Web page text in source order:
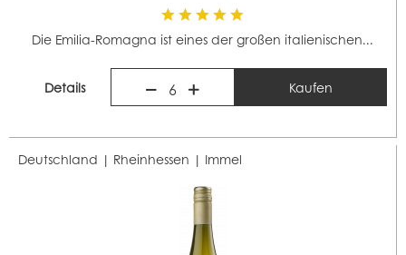
Die Emilia-Romagna ist eines der großen italienischen...
Details 6 Kaufen
Deutschland | Rheinhessen | Immel